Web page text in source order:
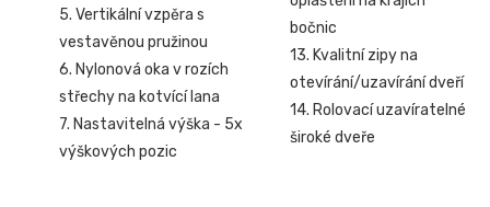
5. Vertikální vzpěra s
vestavěnou pružinou
6. Nylonová oka v rozích
střechy na kotvící lana
7. Nastavitelná výška - 5x
výškových pozic
bočnic
13. Kvalitní zipy na
otevírání/uzavírání dveří
14. Rolovací uzavíratelné
široké dveře